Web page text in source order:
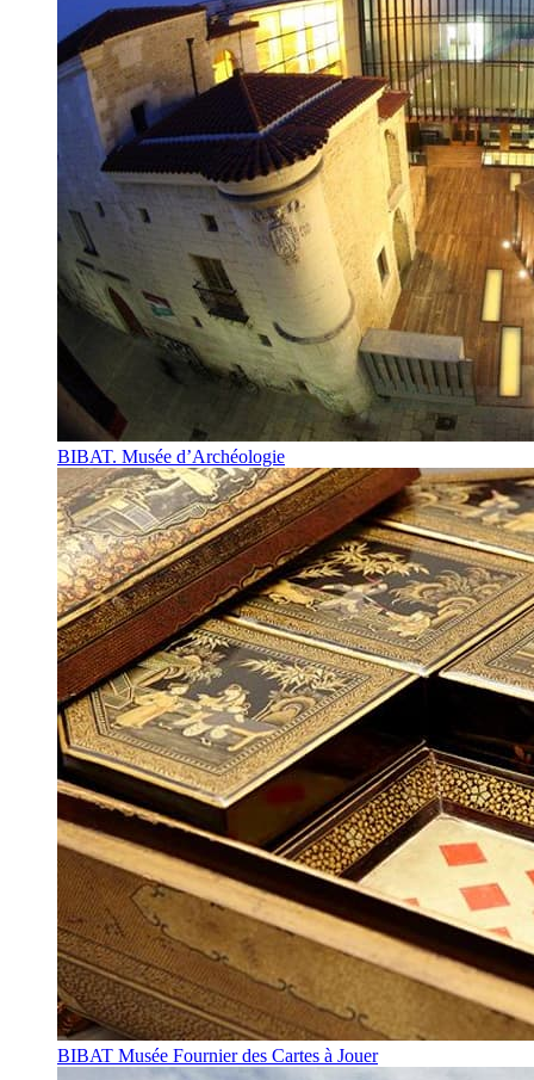
BIBAT. Musée d’Archéologie
BIBAT Musée Fournier des Cartes à Jouer